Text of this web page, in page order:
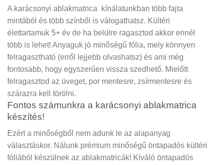
A karácsonyi ablakmatrica kínálatunkban több fajta
mintából és több színből is válogathatsz. Kültéri
élettartamuk 5+ év de ha belülre ragasztod akkor ennél
több is lehet! Anyaguk jó minőségű fólia, mely könnyen
felragasztható (erről lejjebb olvashatsz) és ami még
fontosabb, hogy egyszerűen vissza szedhető. Mielőtt
felragasztod az üveget, por mentesre, zsírmentesre és
szárazra kell törölni.
Fontos számunkra a karácsonyi ablakmatrica
készítés!
Ezért a minőségből nem adunk le az alapanyag
választáskor. Nálunk prémium minőségű öntapadós kültéri
fóliából készülnek az ablakmatricák! Kíváló öntapadós